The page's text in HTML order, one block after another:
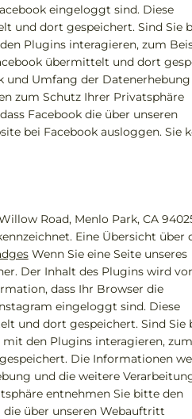
eingeloggt sind. Diese
und dort gespeichert. Sind Sie
Plugins interagieren, zum
übermittelt und dort
und Umfang der
zum Schutz Ihrer Privatsphäre
Facebook die über unseren
bei Facebook ausloggen. Sie
Road, Menlo Park, CA
Eine Übersicht über
Wenn Sie eine Seite unseres
Der Inhalt des Plugins wird
dass Ihr Browser die
eingeloggt sind. Diese
und dort gespeichert. Sind Sie
den Plugins interagieren,
Die Informationen
und die weitere
entnehmen Sie bitte den
über unseren Webauftritt